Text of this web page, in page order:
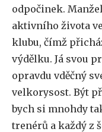
odpočinek.
aktivního života
klubu, čímž
výdělku. Já svou
opravdu vděčný
velkorysost. Být
bych si mnohdy
trenérů a každý z